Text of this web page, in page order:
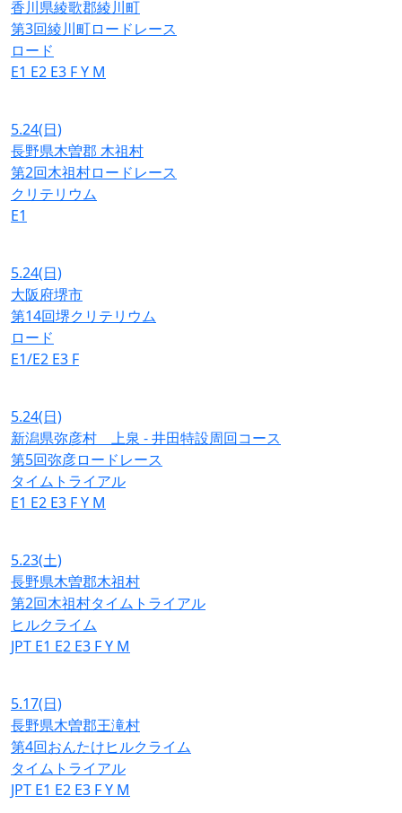
香川県綾歌郡綾川町
第3回綾川町ロードレース
ロード
E1 E2 E3 FY M
5.24(日)
長野県木曽郡 木祖村
第2回木祖村ロードレース
クリテリウム
E1
5.24(日)
大阪府堺市
第14回堺クリテリウム
ロード
E1/E2 E3 F
5.24(日)
新潟県弥彦村 上泉 - 井田特設周回コース
第5回弥彦ロードレース
タイムトライアル
E1 E2 E3 FY M
5.23(土)
長野県木曽郡木祖村
第2回木祖村タイムトライアル
ヒルクライム
JPT E1 E2 E3 FY M
5.17(日)
長野県木曽郡王滝村
第4回おんたけヒルクライム
タイムトライアル
JPT E1 E2 E3 FY M